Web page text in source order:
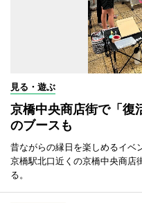
見る・遊ぶ
京橋中央商店街で「
のブースも
昔ながらの縁日を楽しめるイベ
京橋駅北口近くの京橋中央商店
る。